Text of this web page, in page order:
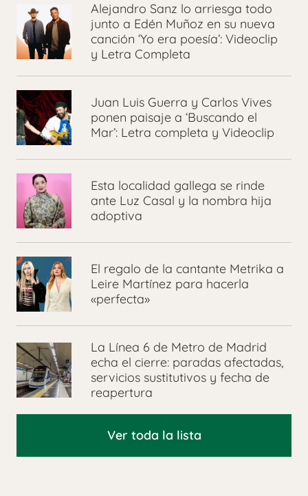
Alejandro Sanz lo arriesga todo
junto a Edén Muñoz en su nueva
canción ‘Yo era poesía’: Videoclip
y Letra Completa
Juan Luis Guerra y Carlos Vives
ponen paisaje a ‘Buscando el
Mar’: Letra completa y Videoclip
Esta localidad gallega se rinde
ante Luz Casal y la nombra hija
adoptiva
El regalo de la cantante Metrika a
Leire Martínez para hacerla
«perfecta»
La Línea 6 de Metro de Madrid
echa el cierre: paradas afectadas,
servicios sustitutivos y fecha de
reapertura
Ver toda la lista